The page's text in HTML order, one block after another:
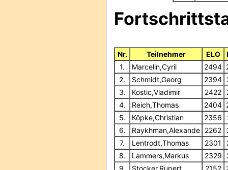
Nr. Teilnehmer ELO
1.
Marcelin,Cyril 2494
2.
Schmidt,Georg 2394
3.
Kostic,Vladimir 2422
4.
Reich,Thomas 2404
5.
Köpke,Christian 2356
6.
Raykhman,Alexande 2262
7.
Lentrodt,Thomas 2301
8.
Lammers,Markus 2329
9.
Stocker,Rupert 2152